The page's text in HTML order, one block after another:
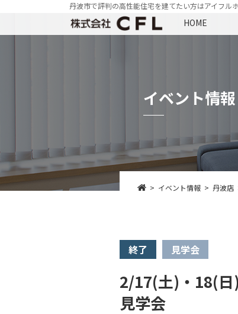
丹波市で評判の高性能住宅を建てたい方はアイフル
HOME
イベント情報
イベント情報 丹波店
終了 見学会
2/17(土)・18(日
見学会